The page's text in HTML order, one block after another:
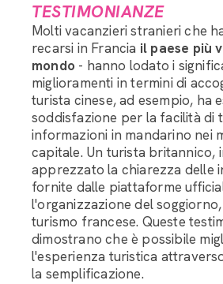
TESTIMONIANZE
Molti vacanzieri stranieri che
recarsi in Francia il paese più
mondo - hanno lodato i
miglioramenti in termini di
turista cinese, ad esempio, ha
soddisfazione per la facilità di
informazioni in mandarino nei
capitale. Un turista britannico,
apprezzato la chiarezza delle
fornite dalle piattaforme
l'organizzazione del
turismo francese. Queste
dimostrano che è possibile
l'esperienza turistica
la semplificazione.